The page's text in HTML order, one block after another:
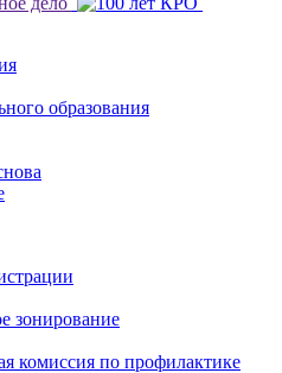
образования
зонирование
комиссия по профилактике